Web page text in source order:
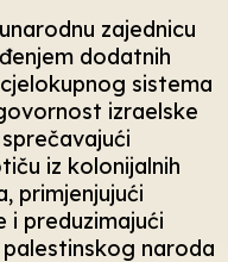
zajednicu
dodatnih
sistema
izraelske
iz kolonijalnih
primjenjujući
i preduzimajući
naroda